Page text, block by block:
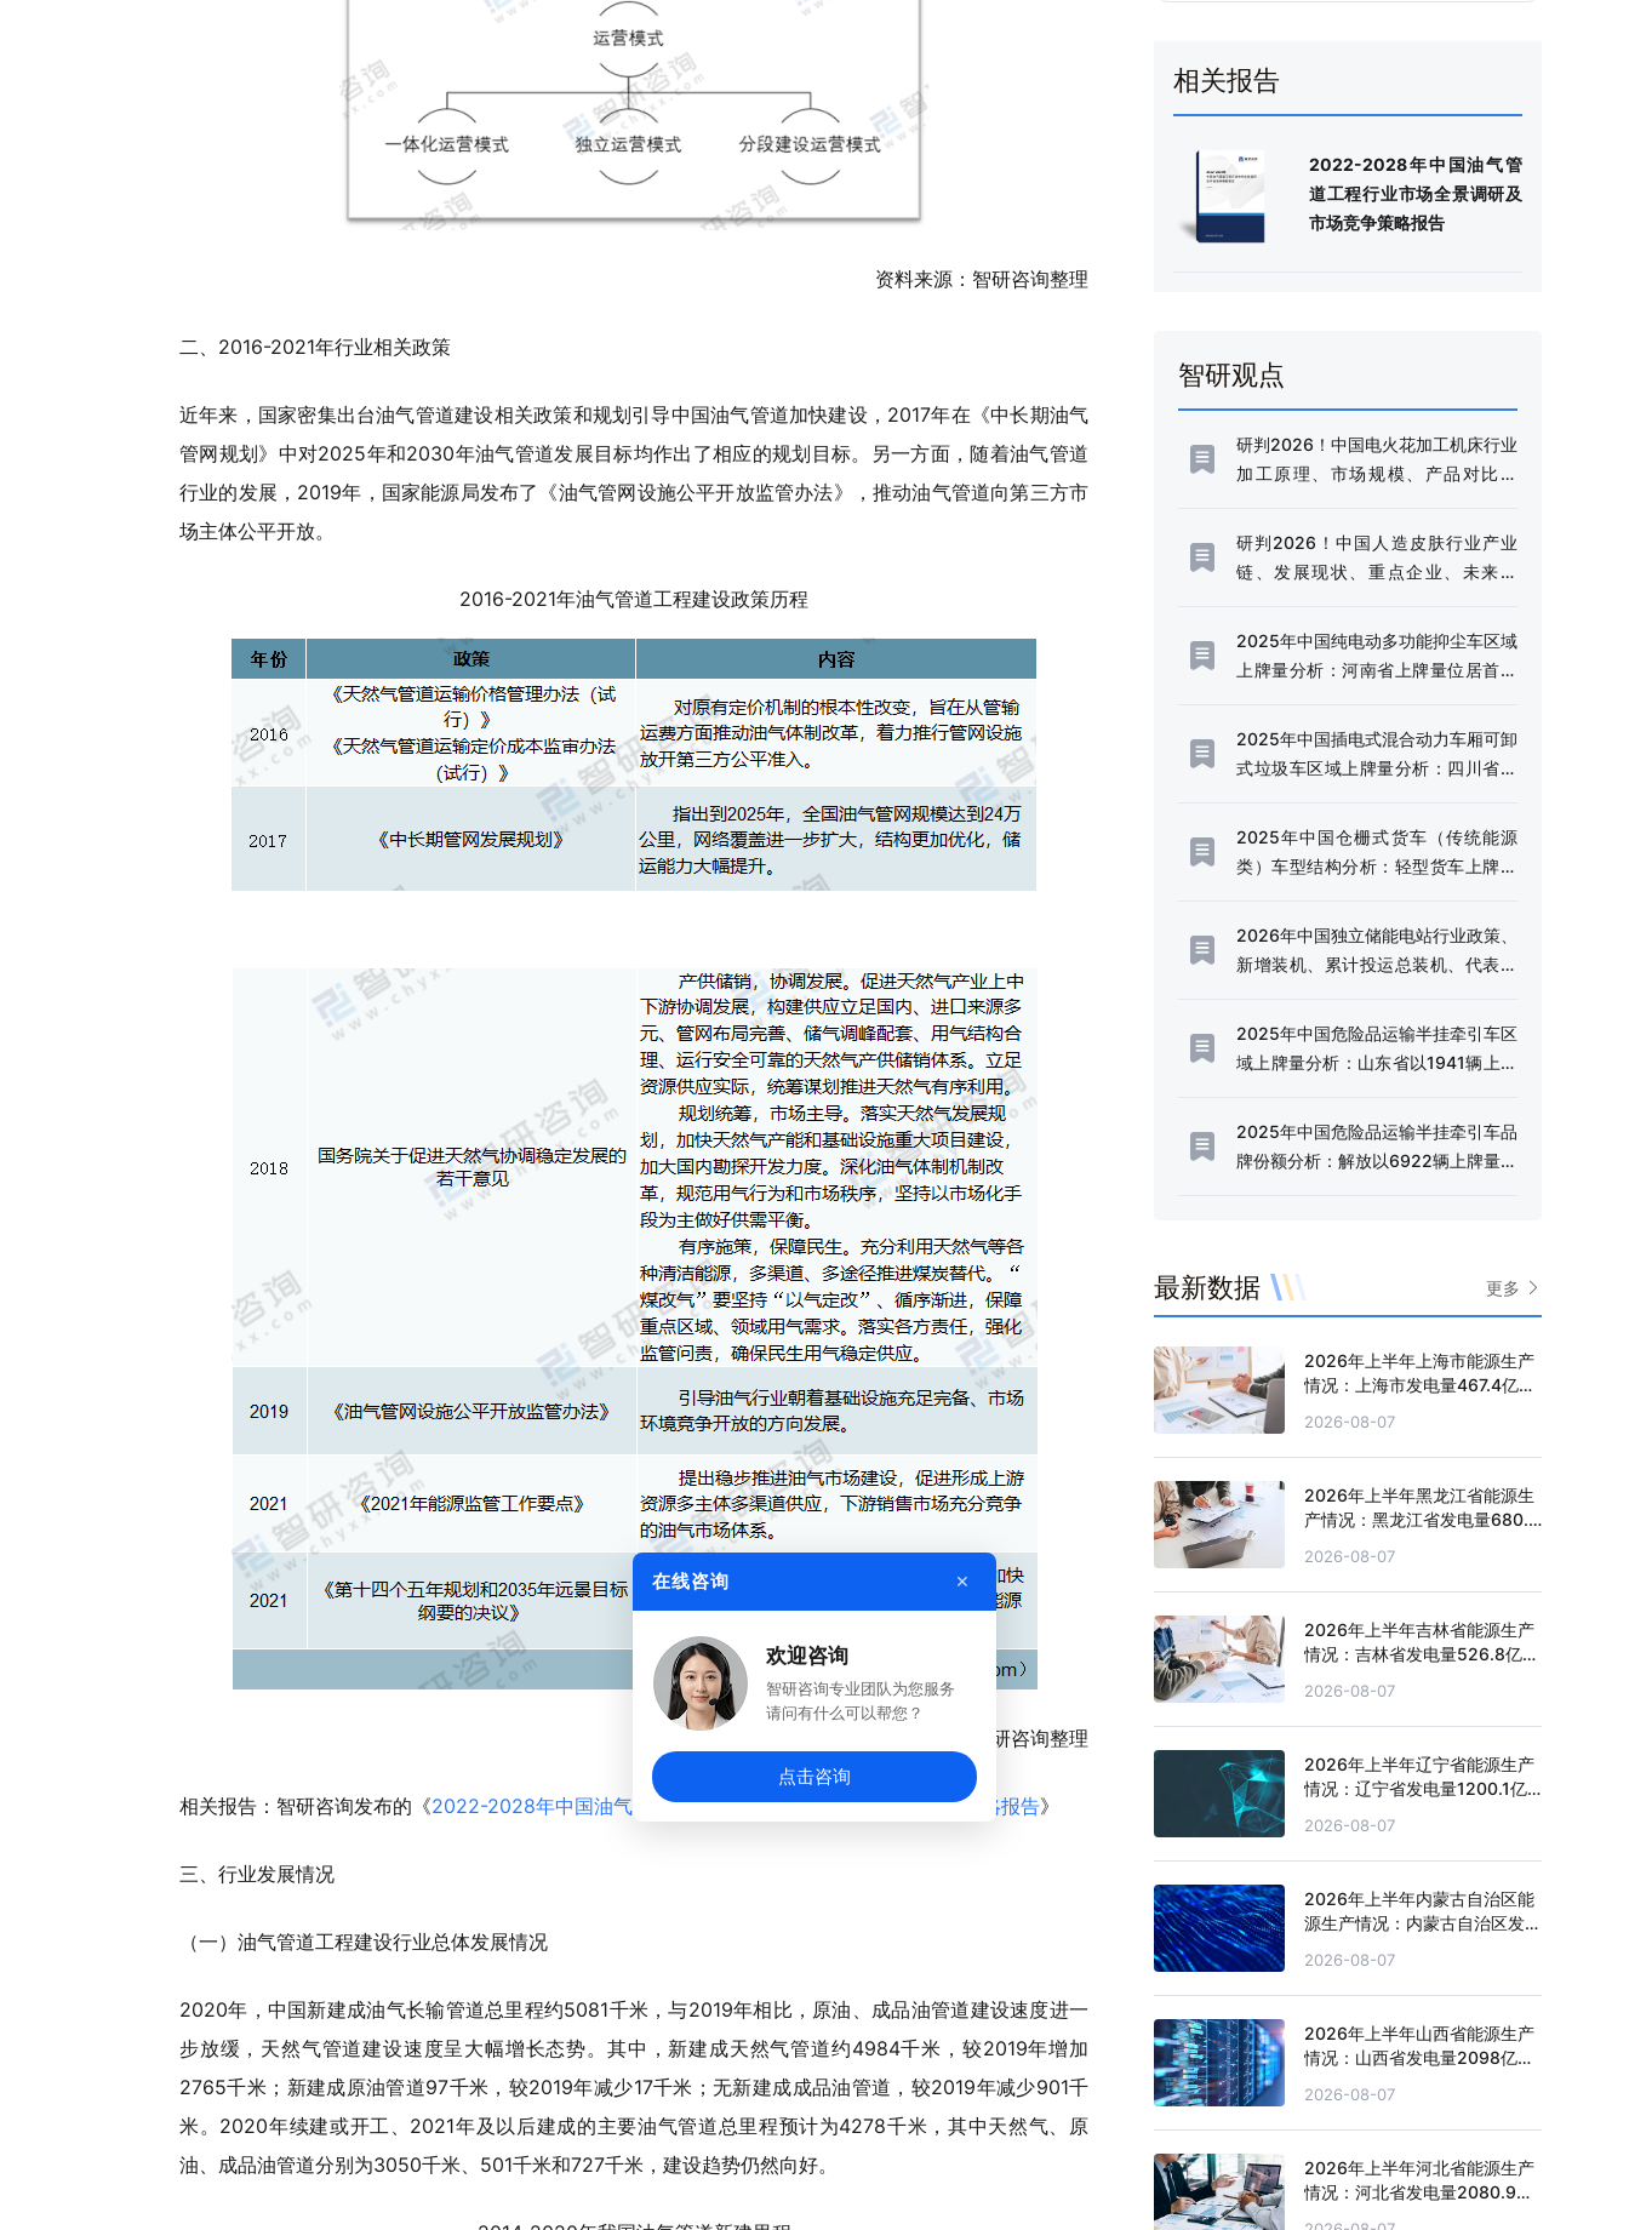
资料来源：智研咨询整理
二、2016-2021年行业相关政策
近年来，国家密集出台油气管道建设相关政策和规划引导中国油气管道加快建设，2017年在《中长期油气
管网规划》中对2025年和2030年油气管道发展目标均作出了相应的规划目标。另一方面，随着油气管道
行业的发展，2019年，国家能源局发布了《油气管网设施公平开放监管办法》，推动油气管道向第三方市
场主体公平开放。
2016-2021年油气管道工程建设政策历程
资料来源：智研咨询整理
相关报告：智研咨询发布的《2022-2028年中国油气管道工程行业市场全景调研及市场竞争策略报告》
三、行业发展情况
（一）油气管道工程建设行业总体发展情况
2020年，中国新建成油气长输管道总里程约5081千米，与2019年相比，原油、成品油管道建设速度进一
步放缓，天然气管道建设速度呈大幅增长态势。其中，新建成天然气管道约4984千米，较2019年增加
2765千米；新建成原油管道97千米，较2019年减少17千米；无新建成成品油管道，较2019年减少901千
米。2020年续建或开工、2021年及以后建成的主要油气管道总里程预计为4278千米，其中天然气、原
油、成品油管道分别为3050千米、501千米和727千米，建设趋势仍然向好。
相关报告
2022-2028年中国油气管
道工程行业市场全景调研及
市场竞争策略报告
智研观点
研判2026！中国电火花加工机床行业
加工原理、市场规模、产品对比分
高端化转型加速推进[图]
研判2026！中国人造皮肤行业产业
链、发展现状、重点企业、未来趋
模持续扩容[图]
2025年中国纯电动多功能抑尘车区域
上牌量分析：河南省上牌量位居首位
2025年中国插电式混合动力车厢可卸
式垃圾车区域上牌量分析：四川省上
2025年中国仓栅式货车（传统能源
类）车型结构分析：轻型货车上牌量
2026年中国独立储能电站行业政策、
新增装机、累计投运总装机、代表企
储能电站迎来规模化发展的战略机遇
期[图]
2025年中国危险品运输半挂牵引车区
域上牌量分析：山东省以1941辆上牌
2025年中国危险品运输半挂牵引车品
牌份额分析：解放以6922辆上牌量、
最新数据 更多
2026年上半年上海市能源生产
情况：上海市发电量467.4亿千
2026-08-07
2026年上半年黑龙江省能源生
产情况：黑龙江省发电量680.4
2026-08-07
2026年上半年吉林省能源生产
情况：吉林省发电量526.8亿千
2026-08-07
2026年上半年辽宁省能源生产
情况：辽宁省发电量1200.1亿
2026-08-07
2026年上半年内蒙古自治区能
源生产情况：内蒙古自治区发电
2.7%
2026-08-07
2026年上半年山西省能源生产
情况：山西省发电量2098亿千
2026-08-07
2026年上半年河北省能源生产
情况：河北省发电量2080.9亿
在线咨询 ×
欢迎咨询
智研咨询专业团队为您服务
请问有什么可以帮您？
点击咨询